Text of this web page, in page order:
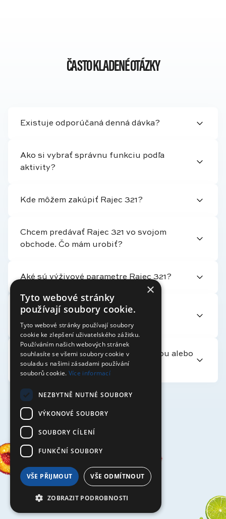
ČASTO KLADENÉ OTÁZKY
Existuje odporúčaná denná dávka?
Ako si vybrať správnu funkciu podľa
aktivity?
Kde môžem zakúpiť Rajec 321?
Chcem predávať Rajec 321 vo svojom
obchode. Čo mám urobiť?
Aké sú výživové parametre Rajec 321?
Je Rajec 321 vhodný pre
vegetariánov/vegánov?
Môžem kombinovať Rajec 321 s kávou alebo
energetickými nápojmi?
321
×
Tyto webové stránky
používají soubory cookie.
Tyto webové stránky používají soubory
cookie ke zlepšení uživatelského zážitku.
Používáním našich webových stránek
souhlasíte se všemi soubory cookie v
souladu s našimi zásadami používání
souborů cookie. Více informací
NEZBYTNĚ NUTNÉ SOUBORY
VÝKONOVÉ SOUBORY
SOUBORY CÍLENÍ
FUNKČNÍ SOUBORY
VŠE PŘIJMOUT VŠE ODMÍTNOUT
ZOBRAZIT PODROBNOSTI